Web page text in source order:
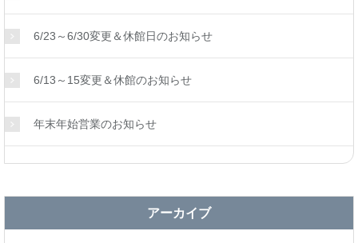
6/23～6/30変更＆休館日のお知らせ
6/13～15変更＆休館のお知らせ
年末年始営業のお知らせ
アーカイブ